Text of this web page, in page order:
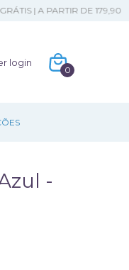
| A PARTIR DE 179,90
login
0
-